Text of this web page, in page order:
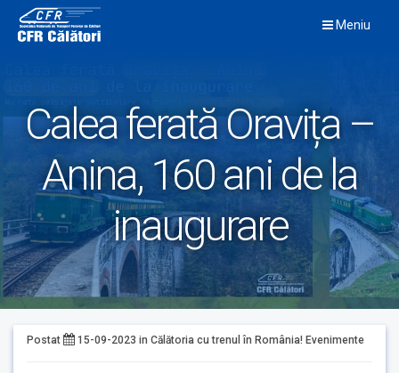
content
Meniu
Calea ferată Oravița –
Anina, 160 ani de la
inaugurare
Postat 15-09-2023 in Călătoria cu trenul în România! Evenimente